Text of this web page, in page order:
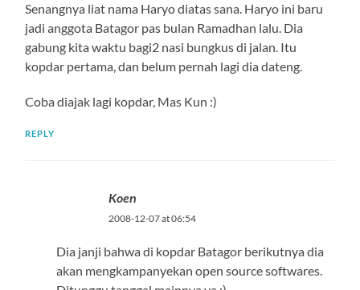
Senangnya liat nama Haryo diatas sana. Haryo ini baru
jadi anggota Batagor pas bulan Ramadhan lalu. Dia
gabung kita waktu bagi2 nasi bungkus di jalan. Itu
kopdar pertama, dan belum pernah lagi dia dateng.
Coba diajak lagi kopdar, Mas Kun :)
REPLY
Koen
2008-12-07 at 06:54
Dia janji bahwa di kopdar Batagor berikutnya dia
akan mengkampanyekan open source softwares.